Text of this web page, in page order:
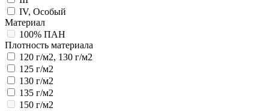
IV, Особый
Материал
100% ПАН
Плотность материала
120 г/м2, 130 г/м2
125 г/м2
130 г/м2
135 г/м2
150 г/м2